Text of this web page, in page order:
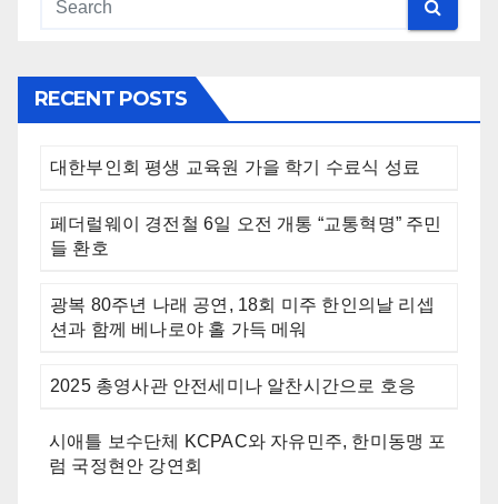
RECENT POSTS
대한부인회 평생 교육원 가을 학기 수료식 성료
페더럴웨이 경전철 6일 오전 개통 “교통혁명” 주민
들 환호
광복 80주년 나래 공연, 18회 미주 한인의날 리셉
션과 함께 베나로야 홀 가득 메워
2025 총영사관 안전세미나 알찬시간으로 호응
시애틀 보수단체 KCPAC와 자유민주, 한미동맹 포
럼 국정현안 강연회